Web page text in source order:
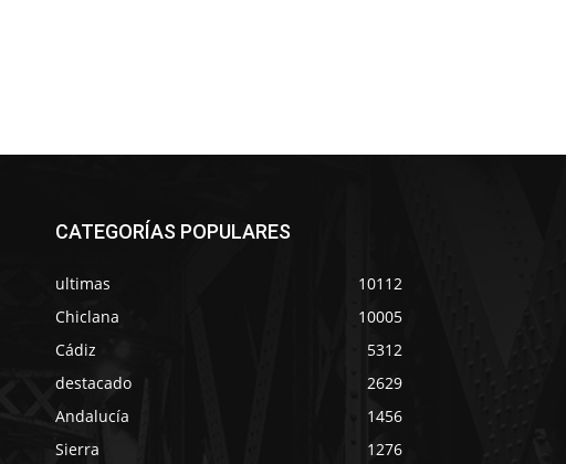
CATEGORÍAS POPULARES
ultimas
10112
Chiclana
10005
Cádiz
5312
destacado
2629
Andalucía
1456
Sierra
1276